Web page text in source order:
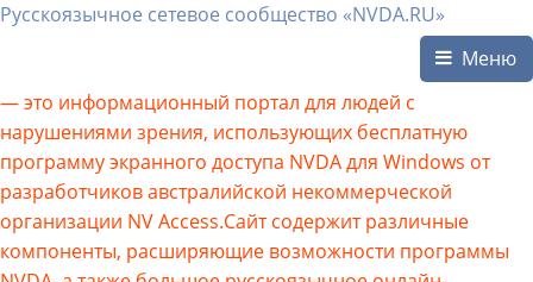
Русскоязычное сетевое сообщество «NVDA.RU»
Меню
— это информационный портал для людей с
нарушениями зрения, использующих бесплатную
программу экранного доступа NVDA для Windows от
разработчиков австралийской некоммерческой
организации NV Access.Сайт содержит различные
компоненты, расширяющие возможности программы